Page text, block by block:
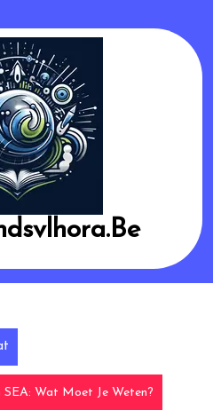
SEA: Wat Moet Je Weten?